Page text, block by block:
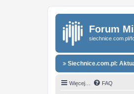
Forum
siechnice.com.pl/
Siechnice.com.pl:
Więcej… FAQ